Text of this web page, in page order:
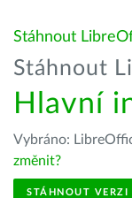
Stáhnout
Stáhnout
Hlavní
Vybráno:
změnit?
STÁHNOUT VERZI